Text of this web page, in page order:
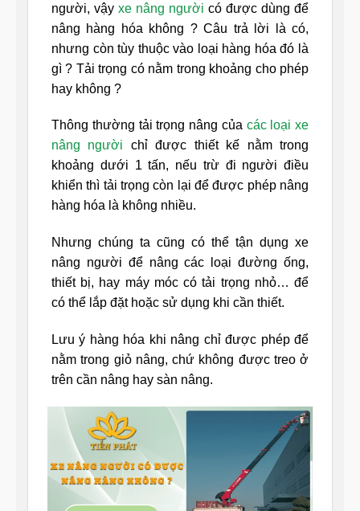
người, vậy xe nâng người có được dùng để
nâng hàng hóa không ? Câu trả lời là có,
nhưng còn tùy thuộc vào loại hàng hóa đó là
gì ? Tải trọng có nằm trong khoảng cho phép
hay không ?
Thông thường tải trọng nâng của các loại xe
nâng người chỉ được thiết kế nằm trong
khoảng dưới 1 tấn, nếu trừ đi người điều
khiển thì tải trọng còn lại để được phép nâng
hàng hóa là không nhiều.
Nhưng chúng ta cũng có thể tận dụng xe
nâng người để nâng các loại đường ống,
thiết bị, hay máy móc có tải trọng nhỏ… để
có thể lắp đặt hoặc sử dụng khi cần thiết.
Lưu ý hàng hóa khi nâng chỉ được phép để
nằm trong giỏ nâng, chứ không được treo ở
trên cần nâng hay sàn nâng.